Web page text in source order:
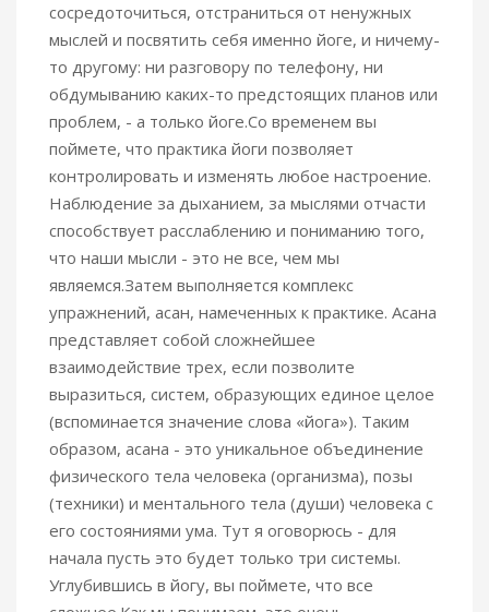
сосредоточиться, отстраниться от ненужных
мыслей и посвятить себя именно йоге, и ничему-
то другому: ни разговору по телефону, ни
обдумыванию каких-то предстоящих планов или
проблем, - а только йоге.Со временем вы
поймете, что практика йоги позволяет
контролировать и изменять любое настроение.
Наблюдение за дыханием, за мыслями отчасти
способствует расслаблению и пониманию того,
что наши мысли - это не все, чем мы
являемся.Затем выполняется комплекс
упражнений, асан, намеченных к практике. Асана
представляет собой сложнейшее
взаимодействие трех, если позволите
выразиться, систем, образующих единое целое
(вспоминается значение слова «йога»). Таким
образом, асана - это уникальное объединение
физического тела человека (организма), позы
(техники) и ментального тела (души) человека с
его состояниями ума. Тут я оговорюсь - для
начала пусть это будет только три системы.
Углубившись в йогу, вы поймете, что все